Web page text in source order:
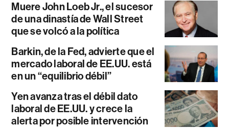
Muere John Loeb Jr., el sucesor
de una dinastía de Wall Street
que se volcó a la política
Barkin, de la Fed, advierte que el
mercado laboral de EE.UU. está
en un “equilibrio débil”
Yen avanza tras el débil dato
laboral de EE.UU. y crece la
alerta por posible intervención